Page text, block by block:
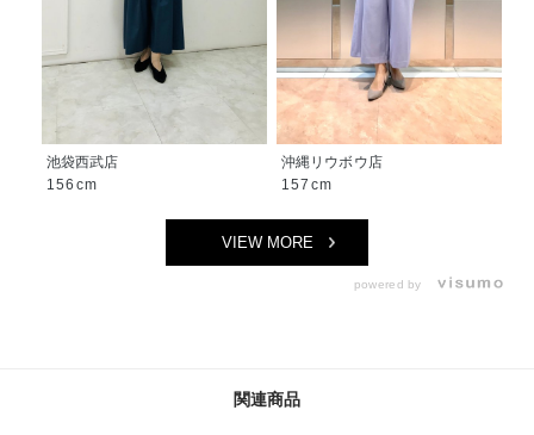
池袋西武店
156cm
沖縄リウボウ店
157cm
VIEW MORE
powered by
関連商品